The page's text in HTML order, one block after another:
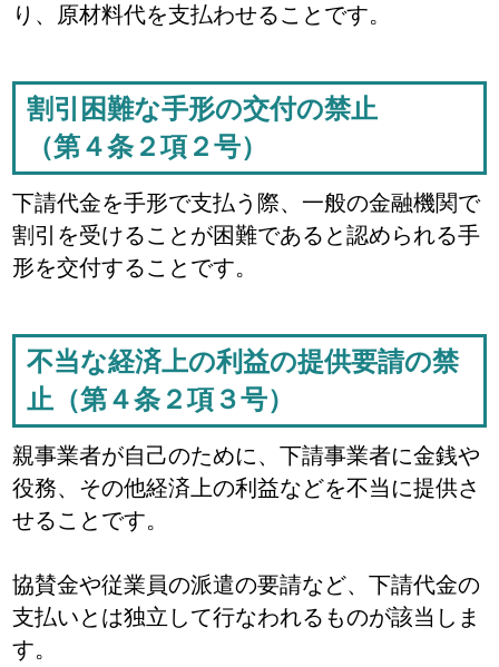
り、原材料代を支払わせることです。
割引困難な手形の交付の禁止
（第４条２項２号）
下請代金を手形で支払う際、一般の金融機関で
割引を受けることが困難であると認められる手
形を交付することです。
不当な経済上の利益の提供要請の禁
止（第４条２項３号）
親事業者が自己のために、下請事業者に金銭や
役務、その他経済上の利益などを不当に提供さ
せることです。
協賛金や従業員の派遣の要請など、下請代金の
支払いとは独立して行なわれるものが該当しま
す。